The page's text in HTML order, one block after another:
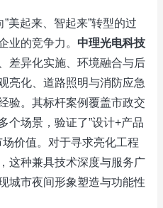
美起来、智起来”转型的过
业的竞争力。 中理光电科技
差异化实施、环境融合与后
亮化、道路照明与消防应急
验。其标杆案例覆盖市政交
个场景，验证了”设计+产品
价值。对于寻求亮化工程
这种兼具技术深度与服务广
城市夜间形象塑造与功能性